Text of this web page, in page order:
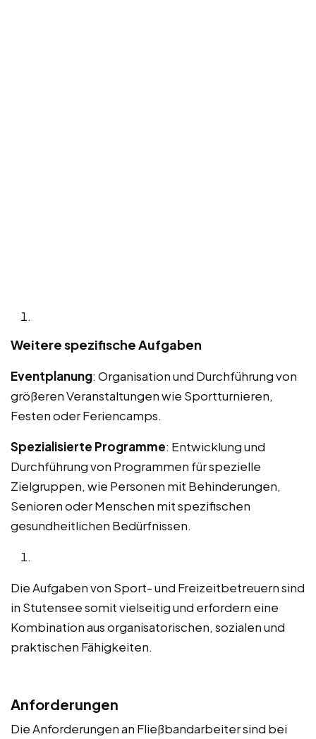
Weitere spezifische Aufgaben
Eventplanung: Organisation und Durchführung von
größeren Veranstaltungen wie Sportturnieren,
Festen oder Feriencamps.
Spezialisierte Programme: Entwicklung und
Durchführung von Programmen für spezielle
Zielgruppen, wie Personen mit Behinderungen,
Senioren oder Menschen mit spezifischen
gesundheitlichen Bedürfnissen.
Die Aufgaben von Sport- und Freizeitbetreuern sind
in Stutensee somit vielseitig und erfordern eine
Kombination aus organisatorischen, sozialen und
praktischen Fähigkeiten.
Anforderungen
Die Anforderungen an Fließbandarbeiter sind bei